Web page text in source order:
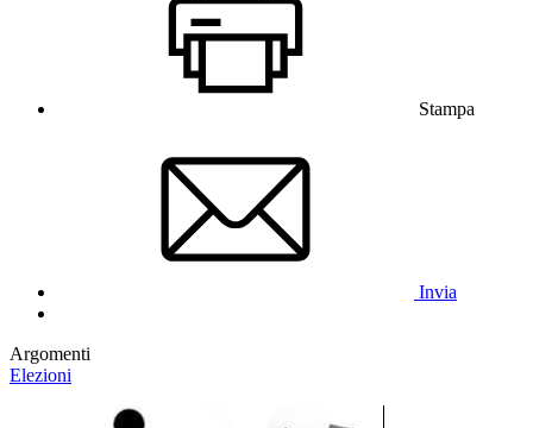
Stampa
Invia
Argomenti
Elezioni